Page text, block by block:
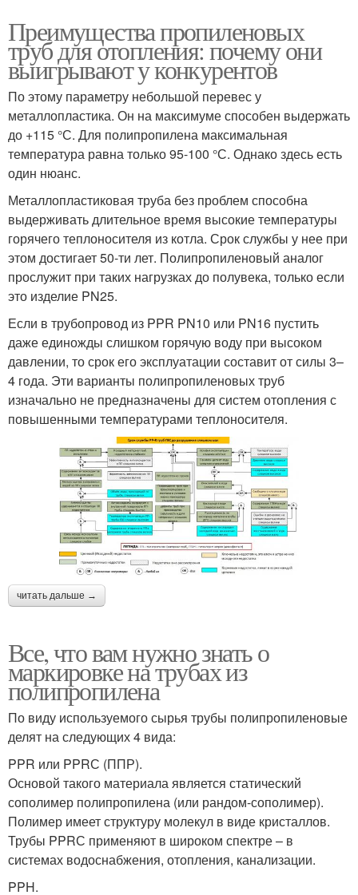
Преимущества пропиленовых
труб для отопления: почему они
выигрывают у конкурентов
По этому параметру небольшой перевес у
металлопластика. Он на максимуме способен выдержать
до +115 °С. Для полипропилена максимальная
температура равна только 95-100 °С. Однако здесь есть
один нюанс.
Металлопластиковая труба без проблем способна
выдерживать длительное время высокие температуры
горячего теплоносителя из котла. Срок службы у нее при
этом достигает 50-ти лет. Полипропиленовый аналог
прослужит при таких нагрузках до полувека, только если
это изделие PN25.
Если в трубопровод из PPR PN10 или PN16 пустить
даже единожды слишком горячую воду при высоком
давлении, то срок его эксплуатации составит от силы 3–
4 года. Эти варианты полипропиленовых труб
изначально не предназначены для систем отопления с
повышенными температурами теплоносителя.
читать дальше →
Все, что вам нужно знать о
маркировке на трубах из
полипропилена
По виду используемого сырья трубы полипропиленовые
делят на следующих 4 вида:
PPR или PPRС (ППР).
Основой такого материала является статический
сополимер полипропилена (или рандом-сополимер).
Полимер имеет структуру молекул в виде кристаллов.
Трубы PPRС применяют в широком спектре – в
системах водоснабжения, отопления, канализации.
PPH.